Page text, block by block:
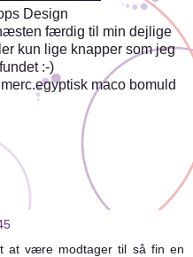
Design
færdig til min dejlige
kun lige knapper som jeg
:-)
maco bomuld
at være modtager til så fin en